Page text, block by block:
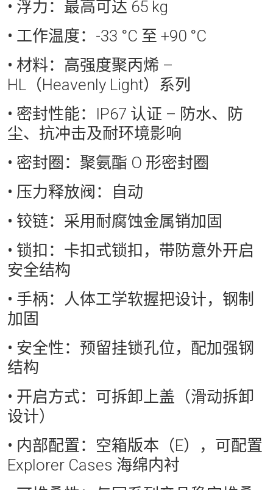
• 浮力： 最高可达 65 kg
• 工作温度： -33 °C 至 +90 °C
• 材料： 高强度聚丙烯 –
HL（Heavenly Light）系列
• 密封性能： IP67 认证 – 防水、防
尘、抗冲击及耐环境影响
• 密封圈： 聚氨酯 O 形密封圈
• 压力释放阀：
自动
• 铰链： 采用耐腐蚀金属销加固
• 锁扣： 卡扣式锁扣，带防意外开启
安全结构
• 手柄： 人体工学软握把设计，钢制
加固
• 安全性： 预留挂锁孔位，配加强钢
结构
• 开启方式： 可拆卸上盖（滑动拆卸
设计）
• 内部配置： 空箱版本（E），可配置
Explorer Cases 海绵内衬